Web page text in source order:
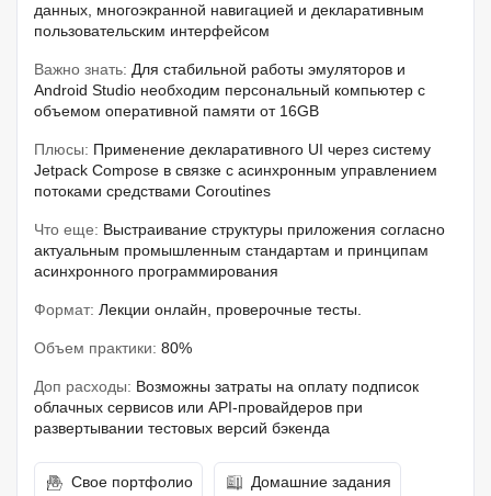
данных, многоэкранной навигацией и декларативным
пользовательским интерфейсом
Важно знать: Для стабильной работы эмуляторов и
Android Studio необходим персональный компьютер с
объемом оперативной памяти от 16GB
Плюсы: Применение декларативного UI через систему
Jetpack Compose в связке с асинхронным управлением
потоками средствами Coroutines
Что еще: Выстраивание структуры приложения согласно
актуальным промышленным стандартам и принципам
асинхронного программирования
Формат: Лекции онлайн, проверочные тесты.
Объем практики: 80%
Доп расходы: Возможны затраты на оплату подписок
облачных сервисов или API-провайдеров при
развертывании тестовых версий бэкенда
Свое портфолио Домашние задания